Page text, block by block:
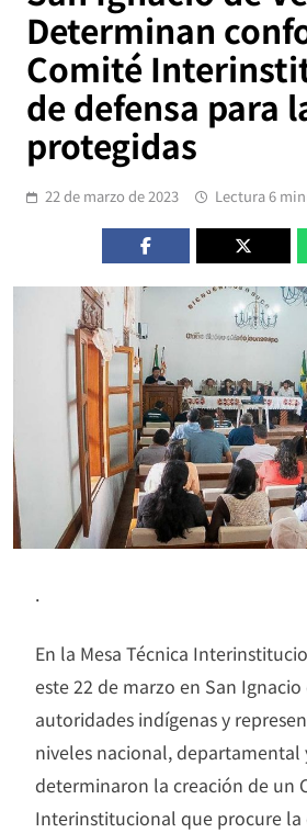
Determinan
Comité
de defensa para
protegidas
22 de marzo de 2023 Lectura 6
.
En la Mesa Técnica
este 22 de marzo en San Ignacio
autoridades indígenas y
niveles nacional, departamental
determinaron la creación de un
Interinstitucional que procure la